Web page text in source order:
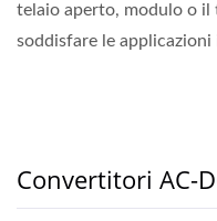
telaio aperto, modulo o
soddisfare le
Convertitori AC-